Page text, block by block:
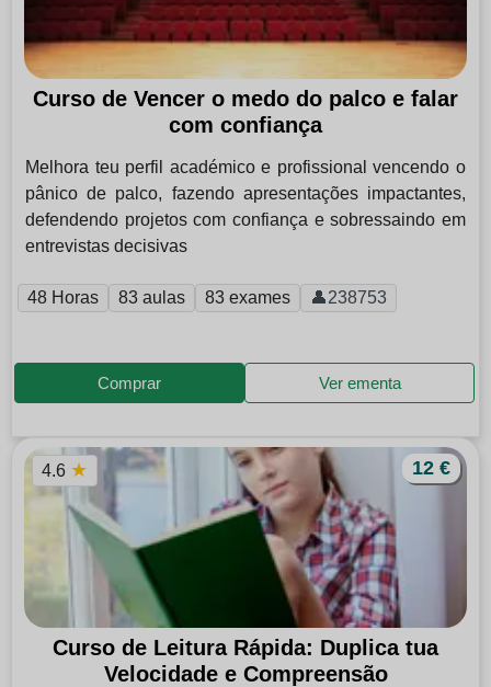
Curso de Vencer o medo do palco e falar
com confiança
Melhora teu perfil académico e profissional vencendo o
pânico de palco, fazendo apresentações impactantes,
defendendo projetos com confiança e sobressaindo em
entrevistas decisivas
48 Horas 83 aulas 83 exames 👤238753
Comprar Ver ementa
Curso de Leitura Rápida: Duplica tua
Velocidade e Compreensão
12 €
4.6 ★